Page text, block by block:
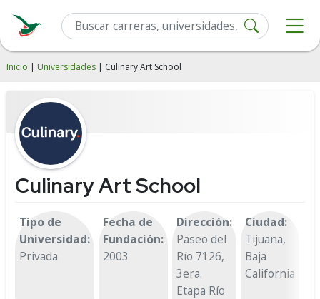
Inicio | Universidades | Culinary Art School
Culinary Art School
Tipo de
Universidad:
Privada
Fecha de
Fundación:
2003
Dirección:
Paseo del
Río 7126,
3era.
Etapa Río
Ciudad:
Tijuana,
Baja
California